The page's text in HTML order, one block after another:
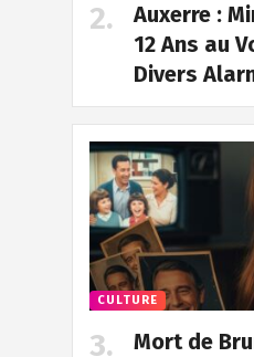
Auxerre :
12 Ans au
Divers
CULTURE
Mort de